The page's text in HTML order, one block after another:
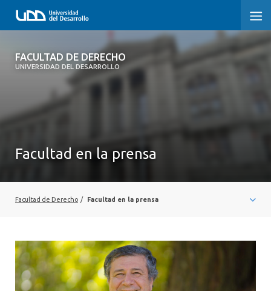
FACULTAD DE DERECHO
UNIVERSIDAD DEL DESARROLLO
FACULTAD DE DERECHO
SOBRE LA FACULTAD
VINCULACIÓN CON EL MEDIO
INTERNACIONAL
Facultad en la prensa
Facultad de Derecho / Facultad en la prensa